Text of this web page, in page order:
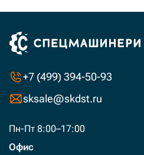
+7 (499) 394-50-93
sksale@skdst.ru
Пн-Пт 8:00–17:00
Офис